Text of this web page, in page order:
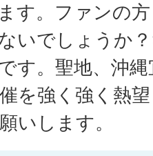
す。ファンの
いでしょうか
す。聖地、沖
を強く強く熱
いします。